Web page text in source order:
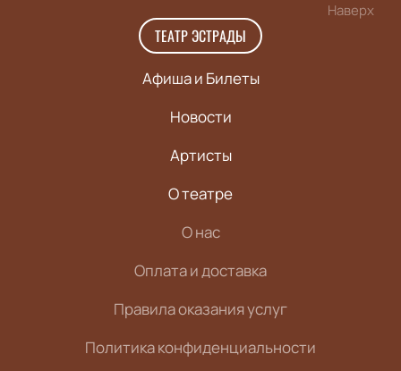
Наверх
ТЕАТР ЭСТРАДЫ
Афиша и Билеты
Новости
Артисты
О театре
О нас
Оплата и доставка
Правила оказания услуг
Политика конфиденциальности